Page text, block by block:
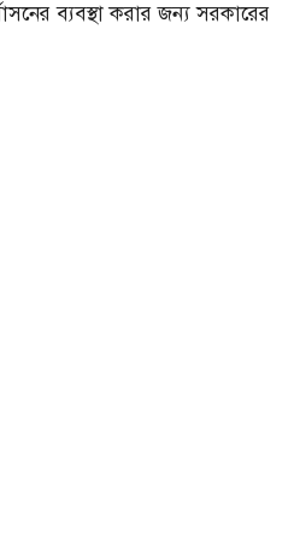
ব্যবস্থা করার জন্য সরকারের